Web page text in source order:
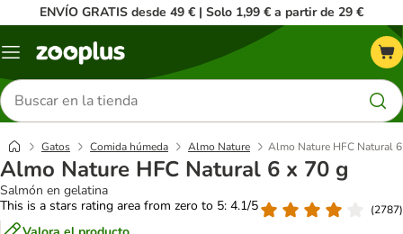
ENVÍO GRATIS desde 49 € | Solo 1,99 € a partir de 29 €
Menú
Buscar
productos
Gatos Comida húmeda Almo Nature Almo Nature HFC Natural
Almo Nature HFC Natural 6 x 70 g
Salmón en gelatina
This is a stars rating area from zero to 5: 4.1/5
(2787)